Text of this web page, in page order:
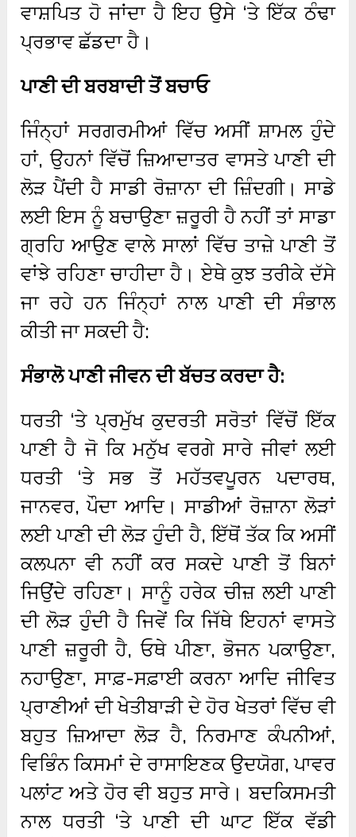
ਵਾਸ਼ਪਿਤ ਹੋ ਜਾਂਦਾ ਹੈ ਇਹ ਉਸੇ ‘ਤੇ ਇੱਕ ਠੰਢਾ
ਪ੍ਰਭਾਵ ਛੱਡਦਾ ਹੈ।
ਪਾਣੀ ਦੀ ਬਰਬਾਦੀ ਤੋਂ ਬਚਾਓ
ਜਿੰਨ੍ਹਾਂ ਸਰਗਰਮੀਆਂ ਵਿੱਚ ਅਸੀਂ ਸ਼ਾਮਲ ਹੁੰਦੇ
ਹਾਂ, ਉਹਨਾਂ ਵਿੱਚੋਂ ਜ਼ਿਆਦਾਤਰ ਵਾਸਤੇ ਪਾਣੀ ਦੀ
ਲੋੜ ਪੈਂਦੀ ਹੈ ਸਾਡੀ ਰੋਜ਼ਾਨਾ ਦੀ ਜ਼ਿੰਦਗੀ। ਸਾਡੇ
ਲਈ ਇਸ ਨੂੰ ਬਚਾਉਣਾ ਜ਼ਰੂਰੀ ਹੈ ਨਹੀਂ ਤਾਂ ਸਾਡਾ
ਗ੍ਰਹਿ ਆਉਣ ਵਾਲੇ ਸਾਲਾਂ ਵਿੱਚ ਤਾਜ਼ੇ ਪਾਣੀ ਤੋਂ
ਵਾਂਝੇ ਰਹਿਣਾ ਚਾਹੀਦਾ ਹੈ। ਏਥੇ ਕੁਝ ਤਰੀਕੇ ਦੱਸੇ
ਜਾ ਰਹੇ ਹਨ ਜਿੰਨ੍ਹਾਂ ਨਾਲ ਪਾਣੀ ਦੀ ਸੰਭਾਲ
ਕੀਤੀ ਜਾ ਸਕਦੀ ਹੈ:
ਸੰਭਾਲੋ ਪਾਣੀ ਜੀਵਨ ਦੀ ਬੱਚਤ ਕਰਦਾ ਹੈ:
ਧਰਤੀ ‘ਤੇ ਪ੍ਰਮੁੱਖ ਕੁਦਰਤੀ ਸਰੋਤਾਂ ਵਿੱਚੋਂ ਇੱਕ
ਪਾਣੀ ਹੈ ਜੋ ਕਿ ਮਨੁੱਖ ਵਰਗੇ ਸਾਰੇ ਜੀਵਾਂ ਲਈ
ਧਰਤੀ ‘ਤੇ ਸਭ ਤੋਂ ਮਹੱਤਵਪੂਰਨ ਪਦਾਰਥ,
ਜਾਨਵਰ, ਪੌਦਾ ਆਦਿ। ਸਾਡੀਆਂ ਰੋਜ਼ਾਨਾ ਲੋੜਾਂ
ਲਈ ਪਾਣੀ ਦੀ ਲੋੜ ਹੁੰਦੀ ਹੈ, ਇੱਥੋਂ ਤੱਕ ਕਿ ਅਸੀਂ
ਕਲਪਨਾ ਵੀ ਨਹੀਂ ਕਰ ਸਕਦੇ ਪਾਣੀ ਤੋਂ ਬਿਨਾਂ
ਜਿਉਂਦੇ ਰਹਿਣਾ। ਸਾਨੂੰ ਹਰੇਕ ਚੀਜ਼ ਲਈ ਪਾਣੀ
ਦੀ ਲੋੜ ਹੁੰਦੀ ਹੈ ਜਿਵੇਂ ਕਿ ਜਿੱਥੇ ਇਹਨਾਂ ਵਾਸਤੇ
ਪਾਣੀ ਜ਼ਰੂਰੀ ਹੈ, ਓਥੇ ਪੀਣਾ, ਭੋਜਨ ਪਕਾਉਣਾ,
ਨਹਾਉਣਾ, ਸਾਫ਼-ਸਫ਼ਾਈ ਕਰਨਾ ਆਦਿ ਜੀਵਿਤ
ਪ੍ਰਾਣੀਆਂ ਦੀ ਖੇਤੀਬਾੜੀ ਦੇ ਹੋਰ ਖੇਤਰਾਂ ਵਿੱਚ ਵੀ
ਬਹੁਤ ਜ਼ਿਆਦਾ ਲੋੜ ਹੈ, ਨਿਰਮਾਣ ਕੰਪਨੀਆਂ,
ਵਿਭਿੰਨ ਕਿਸਮਾਂ ਦੇ ਰਾਸਾਇਣਕ ਉਦਯੋਗ, ਪਾਵਰ
ਪਲਾਂਟ ਅਤੇ ਹੋਰ ਵੀ ਬਹੁਤ ਸਾਰੇ। ਬਦਕਿਸਮਤੀ
ਨਾਲ ਧਰਤੀ ‘ਤੇ ਪਾਣੀ ਦੀ ਘਾਟ ਇੱਕ ਵੱਡੀ